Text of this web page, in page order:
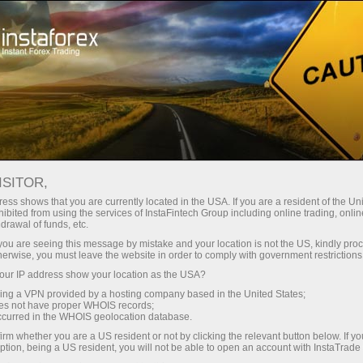
ngay lập tức Tải nền tảng giao dịch Metatrader
Dành cho người mới
bắt đầu
Dành cho đối tác Company
KINH TẾ THẾ GIỚI
đối với những người hoạt động trong lĩnh vực tài
bởi các biến động kinh tế. Một số người lo ngại về tỷ
công việc của họ liên quan trực tiếp đến tài chính và
lẽ mọi nhà giao dịch đều ít nhất một lần tự hỏi điều gì
trường ngoại hối sẽ phản ứng ra sao với một sự kiện lớn
shows that you are currently located in the USA. If you are a resident of the
from using the services of InstaFintech Group including online trading,
of funds, etc.
are seeing this message by mistake and your location is not the US, kindly
you must leave the website in order to comply with government
IP address show your location as the USA?
a VPN provided by a hosting company based in the United States;
not have proper WHOIS records;
in the WHOIS geolocation database.
whether you are a US resident or not by clicking the relevant button below. If
being a US resident, you will not be able to open an account with InstaTrade